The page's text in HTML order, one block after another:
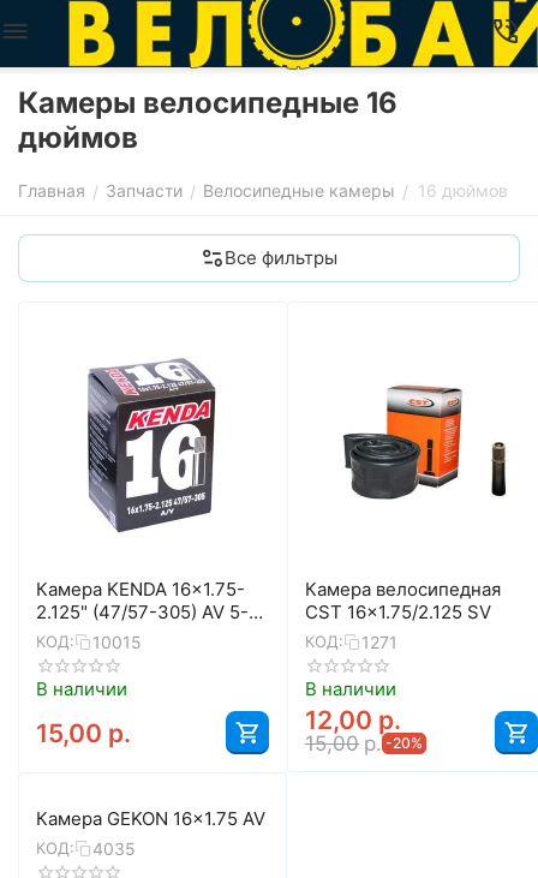
Камеры велосипедные 16
дюймов
Главная / Запчасти / Велосипедные камеры / 16 дюймов
Все фильтры
Камера KENDA 16x1.75-
2.125" (47/57-305) AV 5-
511303
КОД: 10015
В наличии
15,00 р.
Камера велосипедная
CST 16x1.75/2.125 SV
КОД: 1271
В наличии
12,00 р.
15,00 р. -20%
Камера GEKON 16x1.75 AV
КОД: 4035